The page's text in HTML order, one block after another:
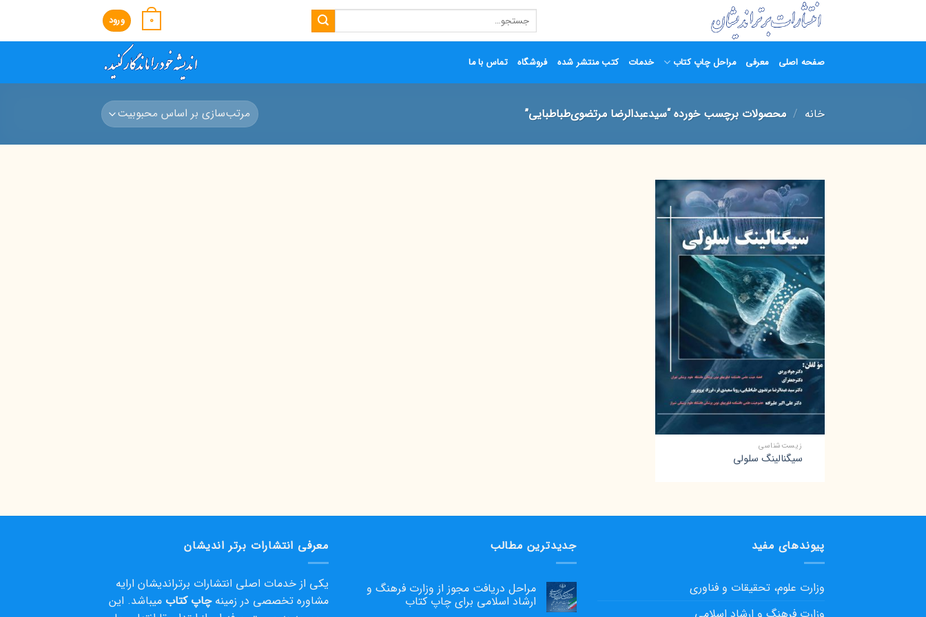
content
برای:
0 ورود
صفحه اصلی معرفی مراحل چاپ کتاب خدمات کتب منتشر شده فروشگاه تماس با ما
خانه / محصولات برچسب خورده “سیدعبدالرضا مرتضوی‌طباطبایی”
+
زیست‌شناسی
سیگنالینگ سلولی
پیوندهای مفید
وزارت علوم، تحقیقات و فناوری
جدیدترین مطالب
مراحل دریافت مجوز از وزارت فرهنگ و
ارشاد اسلامی برای چاپ کتاب
معرفی انتشارات برتر اندیشان
یکی از خدمات اصلی انتشارات برتراندیشان ارایه
مشاوره تخصصی در زمینهچاپ کتاب میباشد. این